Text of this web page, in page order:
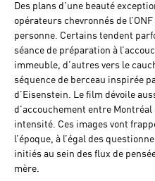
Des plans d’une beauté
opérateurs chevronnés de
personne. Certains tendent
séance de préparation à
immeuble, d’autres vers le
séquence de berceau inspirée
d’Eisenstein. Le film dévoile
d'accouchement entre Montréal
intensité. Ces images vont
l’époque, à l’égal des
initiés au sein des flux de
mère.